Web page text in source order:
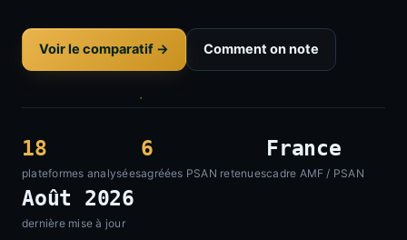
Voir le comparatif → Comment on note
18
plateformes analysées
6
agréées PSAN retenues
France
cadre AMF / PSAN
Août 2026
dernière mise à jour